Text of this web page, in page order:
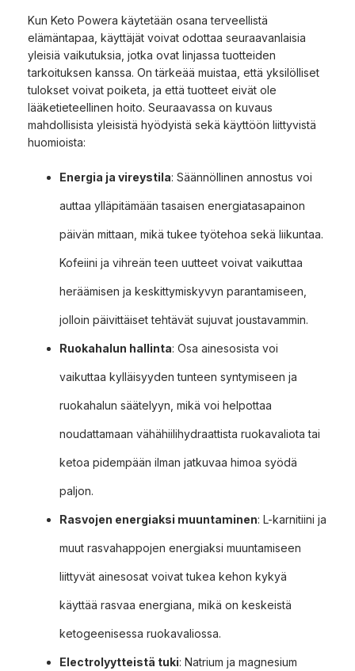
Kun Keto Powera käytetään osana terveellistä
elämäntapaa, käyttäjät voivat odottaa seuraavanlaisia
yleisiä vaikutuksia, jotka ovat linjassa tuotteiden
tarkoituksen kanssa. On tärkeää muistaa, että yksilölliset
tulokset voivat poiketa, ja että tuotteet eivät ole
lääketieteellinen hoito. Seuraavassa on kuvaus
mahdollisista yleisistä hyödyistä sekä käyttöön liittyvistä
huomioista:
Energia ja vireystila: Säännöllinen annostus voi
auttaa ylläpitämään tasaisen energiatasapainon
päivän mittaan, mikä tukee työtehoa sekä liikuntaa.
Kofeiini ja vihreän teen uutteet voivat vaikuttaa
heräämisen ja keskittymiskyvyn parantamiseen,
jolloin päivittäiset tehtävät sujuvat joustavammin.
Ruokahalun hallinta: Osa ainesosista voi
vaikuttaa kylläisyyden tunteen syntymiseen ja
ruokahalun säätelyyn, mikä voi helpottaa
noudattamaan vähähiilihydraattista ruokavaliota tai
ketoa pidempään ilman jatkuvaa himoa syödä
paljon.
Rasvojen energiaksi muuntaminen: L-karnitiini ja
muut rasvahappojen energiaksi muuntamiseen
liittyvät ainesosat voivat tukea kehon kykyä
käyttää rasvaa energiana, mikä on keskeistä
ketogeenisessa ruokavaliossa.
Electrolyytteistä tuki: Natrium ja magnesium